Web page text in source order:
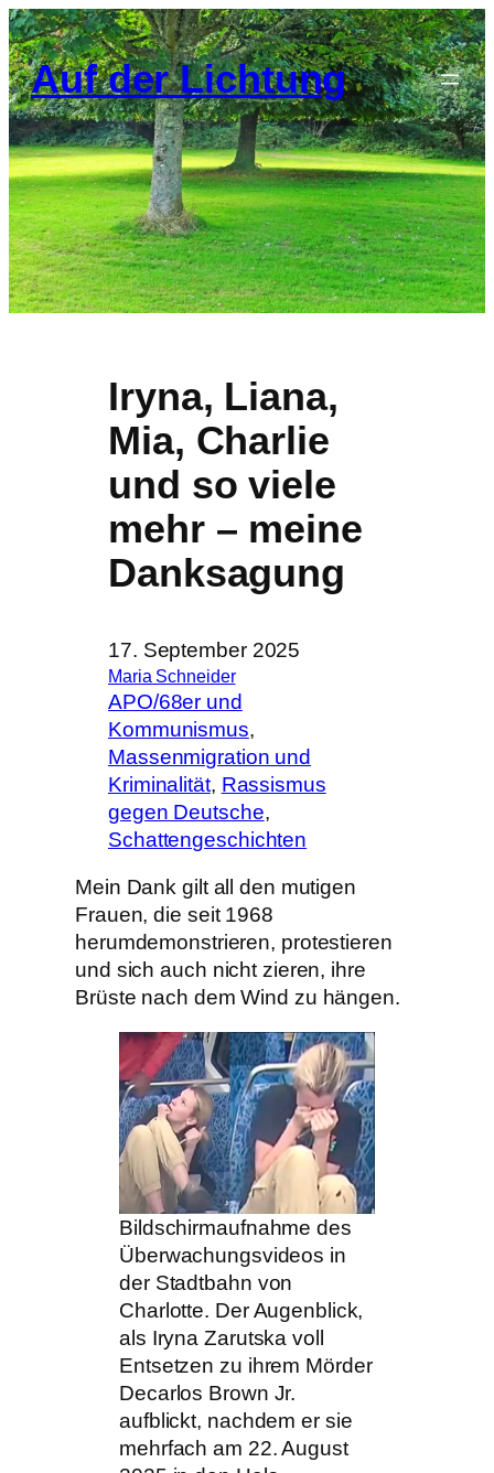
Zum
Inhalt
springen
Auf der Lichtung
Iryna, Liana,
Mia, Charlie
und so viele
mehr – meine
Danksagung
17. September 2025
Maria Schneider
APO/68er und
Kommunismus
Massenmigration und
Kriminalität, Rassismus
gegen Deutsche
Schattengeschichten
Mein Dank gilt all den mutigen
Frauen, die seit 1968
herumdemonstrieren, protestieren
und sich auch nicht zieren, ihre
Brüste nach dem Wind zu hängen.
Bildschirmaufnahme des
Überwachungsvideos in
der Stadtbahn von
Charlotte. Der Augenblick,
als Iryna Zarutska voll
Entsetzen zu ihrem Mörder
Decarlos Brown Jr.
aufblickt, nachdem er sie
mehrfach am 22. August